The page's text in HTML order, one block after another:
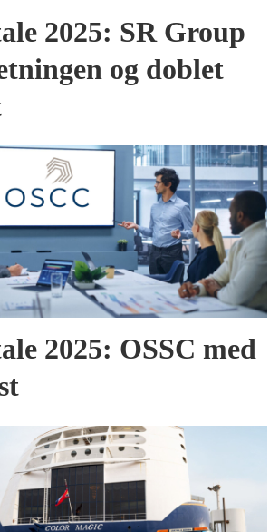
2025: SR Group
og doblet
2025: OSSC med